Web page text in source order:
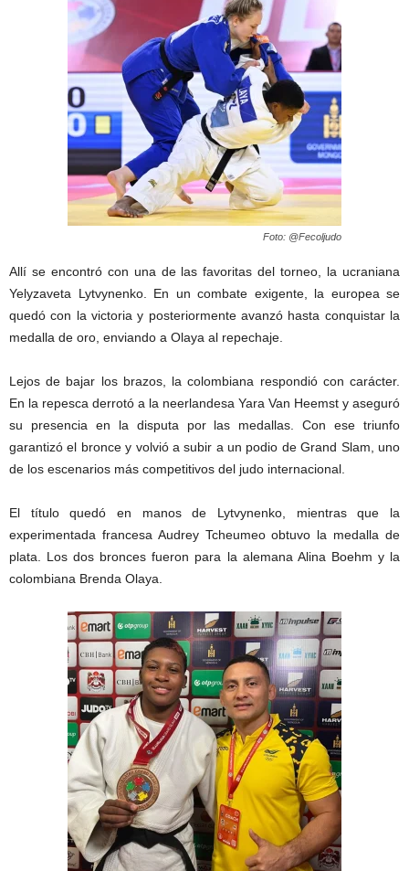
Foto: @Fecoljudo
Allí se encontró con una de las favoritas del torneo, la ucraniana
Yelyzaveta Lytvynenko. En un combate exigente, la europea se
quedó con la victoria y posteriormente avanzó hasta conquistar la
medalla de oro, enviando a Olaya al repechaje.
Lejos de bajar los brazos, la colombiana respondió con carácter.
En la repesca derrotó a la neerlandesa Yara Van Heemst y aseguró
su presencia en la disputa por las medallas. Con ese triunfo
garantizó el bronce y volvió a subir a un podio de Grand Slam, uno
de los escenarios más competitivos del judo internacional.
El título quedó en manos de Lytvynenko, mientras que la
experimentada francesa Audrey Tcheumeo obtuvo la medalla de
plata. Los dos bronces fueron para la alemana Alina Boehm y la
colombiana Brenda Olaya.